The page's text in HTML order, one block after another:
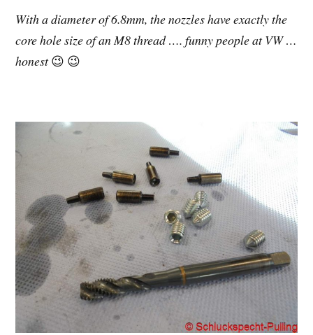
With a diameter of 6.8mm, the nozzles have exactly the
core hole size of an M8 thread …. funny people at VW …
honest😉 😉